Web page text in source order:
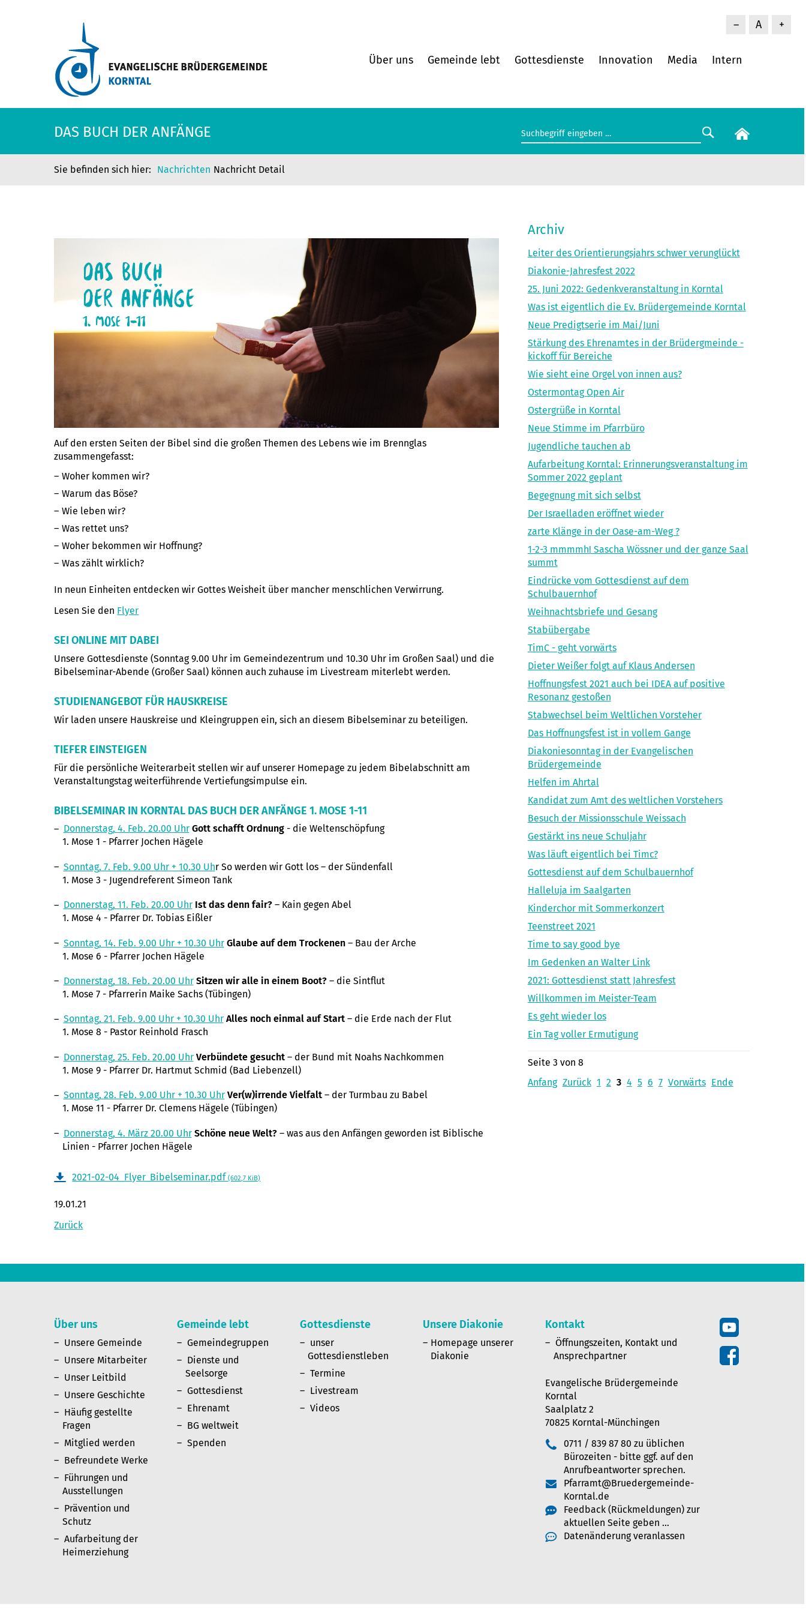
– A +
Über uns Gemeinde lebt Gottesdienste Innovation Media Intern
DAS BUCH DER ANFÄNGE
Nachrichten Nachricht Detail
Auf den ersten Seiten der Bibel sind die großen Themen des Lebens wie im Brennglas
zusammengefasst:
Woher kommen wir?
Warum das Böse?
Wie leben wir?
Was rettet uns?
Woher bekommen wir Hoffnung?
Was zählt wirklich?
In neun Einheiten entdecken wir Gottes Weisheit über mancher menschlichen Verwirrung.
Lesen Sie den Flyer
SEI ONLINE MIT DABEI
Unsere Gottesdienste (Sonntag 9.00 Uhr im Gemeindezentrum und 10.30 Uhr im Großen Saal) und die
Bibelseminar-Abende (Großer Saal) können auch zuhause im Livestream miterlebt werden.
STUDIENANGEBOT FÜR HAUSKREISE
Wir laden unsere Hauskreise und Kleingruppen ein, sich an diesem Bibelseminar zu beteiligen.
TIEFER EINSTEIGEN
Für die persönliche Weiterarbeit stellen wir auf unserer Homepage zu jedem Bibelabschnitt am
Veranstaltungstag weiterführende Vertiefungsimpulse ein.
BIBELSEMINAR IN KORNTAL DAS BUCH DER ANFÄNGE 1. MOSE 1-11
Donnerstag, 4. Feb. 20.00 Uhr Gott schafft Ordnung- die Weltenschöpfung
1. Mose 1 - Pfarrer Jochen Hägele
Sonntag, 7. Feb. 9.00 Uhr + 10.30 Uhr So werden wir Gott los – der Sündenfall
1. Mose 3 - Jugendreferent Simeon Tank
Donnerstag, 11. Feb. 20.00 Uhr Ist das denn fair?– Kain gegen Abel
1. Mose 4 - Pfarrer Dr. Tobias Eißler
Sonntag, 14. Feb. 9.00 Uhr + 10.30 Uhr Glaube auf dem Trockenen– Bau der Arche
1. Mose 6 - Pfarrer Jochen Hägele
Donnerstag, 18. Feb. 20.00 Uhr Sitzen wir alle in einem Boot?– die Sintflut
1. Mose 7 - Pfarrerin Maike Sachs (Tübingen)
Sonntag, 21. Feb. 9.00 Uhr + 10.30 Uhr Alles noch einmal auf Start– die Erde nach der Flut
1. Mose 8 - Pastor Reinhold Frasch
Donnerstag, 25. Feb. 20.00 Uhr Verbündete gesucht– der Bund mit Noahs Nachkommen
1. Mose 9 - Pfarrer Dr. Hartmut Schmid (Bad Liebenzell)
Sonntag, 28. Feb. 9.00 Uhr + 10.30 Uhr Ver(w)irrende Vielfalt– der Turmbau zu Babel
1. Mose 11 - Pfarrer Dr. Clemens Hägele (Tübingen)
Donnerstag, 4. März 20.00 Uhr Schöne neue Welt?– was aus den Anfängen geworden ist Biblische
Linien - Pfarrer Jochen Hägele
2021-02-04_Flyer_Bibelseminar.pdf(602,7 KiB)
19.01.21
Zurück
Archiv
Leiter des Orientierungsjahrs schwer verunglückt
Diakonie-Jahresfest 2022
25. Juni 2022: Gedenkveranstaltung in Korntal
Was ist eigentlich die Ev. Brüdergemeinde Korntal
Neue Predigtserie im Mai/Juni
Stärkung des Ehrenamtes in der Brüdergmeinde -
kickoff für Bereiche
Wie sieht eine Orgel von innen aus?
Ostermontag Open Air
Ostergrüße in Korntal
Neue Stimme im Pfarrbüro
Jugendliche tauchen ab
Aufarbeitung Korntal: Erinnerungsveranstaltung im
Sommer 2022 geplant
Begegnung mit sich selbst
Der Israelladen eröffnet wieder
zarte Klänge in der Oase-am-Weg ?
1-2-3 mmmmh! Sascha Wössner und der ganze Saal
summt
Eindrücke vom Gottesdienst auf dem
Schulbauernhof
Weihnachtsbriefe und Gesang
Stabübergabe
TimC - geht vorwärts
Dieter Weißer folgt auf Klaus Andersen
Hoffnungsfest 2021 auch bei IDEA auf positive
Resonanz gestoßen
Stabwechsel beim Weltlichen Vorsteher
Das Hoffnungsfest ist in vollem Gange
Diakoniesonntag in der Evangelischen
Brüdergemeinde
Helfen im Ahrtal
Kandidat zum Amt des weltlichen Vorstehers
Besuch der Missionsschule Weissach
Gestärkt ins neue Schuljahr
Was läuft eigentlich bei Timc?
Gottesdienst auf dem Schulbauernhof
Halleluja im Saalgarten
Kinderchor mit Sommerkonzert
Teenstreet 2021
Time to say good bye
Im Gedenken an Walter Link
2021: Gottesdienst statt Jahresfest
Willkommen im Meister-Team
Es geht wieder los
Ein Tag voller Ermutigung
Seite 3 von 8
Anfang Zurück 1 2 3 4 5 6 7 Vorwärts Ende
Über uns
Unsere Gemeinde
Unsere Mitarbeiter
Unser Leitbild
Unsere Geschichte
Häufig gestellte
Fragen
Mitglied werden
Befreundete Werke
Führungen und
Ausstellungen
Prävention und
Schutz
Aufarbeitung der
Heimerziehung
Gemeinde lebt
Gemeindegruppen
Dienste und
Seelsorge
Gottesdienst
Ehrenamt
BG weltweit
Spenden
Gottesdienste
unser
Gottesdienstleben
Termine
Livestream
Videos
Unsere Diakonie
Homepage unserer
Diakonie
Kontakt
Öffnungszeiten, Kontakt und
Ansprechpartner
Evangelische Brüdergemeinde
Korntal
Saalplatz 2
70825 Korntal-Münchingen
0711 / 839 87 80 zu üblichen
Bürozeiten - bitte ggf. auf den
Anrufbeantworter sprechen.
Pfarramt@Bruedergemeinde-
Korntal.de
Feedback (Rückmeldungen) zur
aktuellen Seite geben …
Datenänderung veranlassen